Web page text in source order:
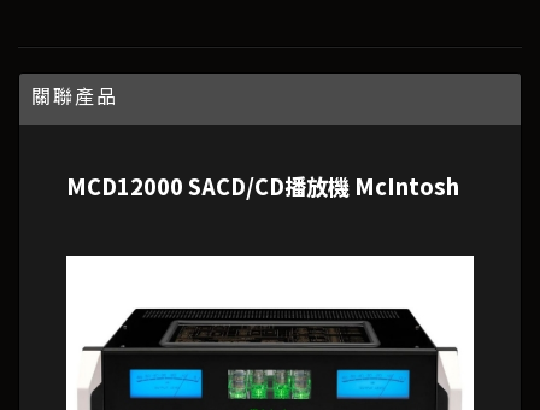
關聯產品
MCD12000 SACD/CD播放機 McIntosh